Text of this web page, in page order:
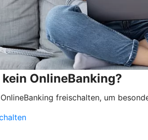
OnlineBanking?
freischalten, um